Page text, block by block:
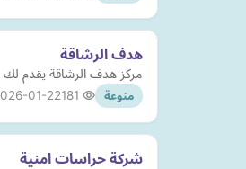
هدف الرشاقة
مركز هدف الرشاقة يقدم لك
منوعة 01-22
شركة حراسات امنية